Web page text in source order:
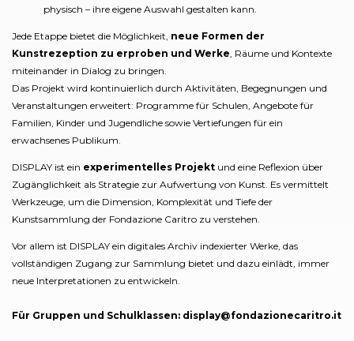
physisch – ihre eigene Auswahl gestalten kann.
Jede Etappe bietet die Möglichkeit, neue Formen der
Kunstrezeption zu erproben und Werke, Räume und Kontexte
miteinander in Dialog zu bringen.
Das Projekt wird kontinuierlich durch Aktivitäten, Begegnungen und
Veranstaltungen erweitert: Programme für Schulen, Angebote für
Familien, Kinder und Jugendliche sowie Vertiefungen für ein
erwachsenes Publikum.
DISPLAY ist ein experimentelles Projekt und eine Reflexion über
Zugänglichkeit als Strategie zur Aufwertung von Kunst. Es vermittelt
Werkzeuge, um die Dimension, Komplexität und Tiefe der
Kunstsammlung der Fondazione Caritro zu verstehen.
Vor allem ist DISPLAY ein digitales Archiv indexierter Werke, das
vollständigen Zugang zur Sammlung bietet und dazu einlädt, immer
neue Interpretationen zu entwickeln.
Für Gruppen und Schulklassen: display@fondazionecaritro.it